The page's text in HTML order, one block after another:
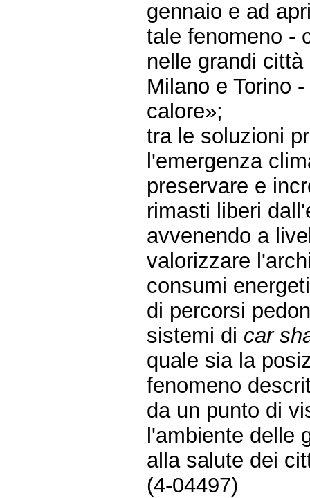
gennaio e ad
tale fenomeno -
nelle grandi
Milano e Torino
calore»;
tra le soluzioni
l'emergenza
preservare e
rimasti liberi
avvenendo a
valorizzare
consumi
di percorsi
sistemi di car
quale sia la
fenomeno
da un punto di
l'ambiente delle
alla salute dei
(4-04497)